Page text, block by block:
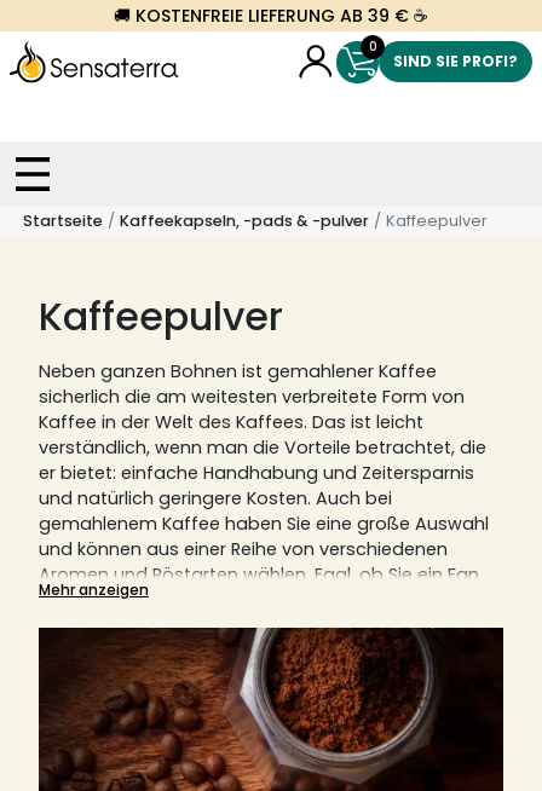
🚚 KOSTENFREIE LIEFERUNG AB 39 € ☕
0
SIND SIE PROFI?
Startseite Kaffeekapseln, -pads & -pulver Kaffeepulver
Kaffeepulver
Neben ganzen Bohnen ist gemahlener Kaffee
sicherlich die am weitesten verbreitete Form von
Kaffee in der Welt des Kaffees. Das ist leicht
verständlich, wenn man die Vorteile betrachtet, die
er bietet: einfache Handhabung und Zeitersparnis
und natürlich geringere Kosten. Auch bei
gemahlenem Kaffee haben Sie eine große Auswahl
und können aus einer Reihe von verschiedenen
Aromen und Röstarten wählen. Egal, ob Sie ein Fan
von Filtermaschinen, italienischen Kaffeemaschinen,
Kolbenkaffeemaschinen (auch bekannt als French
Press) oder anderen Geräten sind, gemahlener
Kaffee ist immer eine notwendige Komponente.
erklären wir Ihnen auch, warum der richtige Mahlgrad
für den perfekten Kaffeegenuss entscheidend ist.
Finden Sie hier Ihre nächste Lieblingsrösterei, egal ob
aus Italien, Deutschland oder Frankreich.
Mehr anzeigen